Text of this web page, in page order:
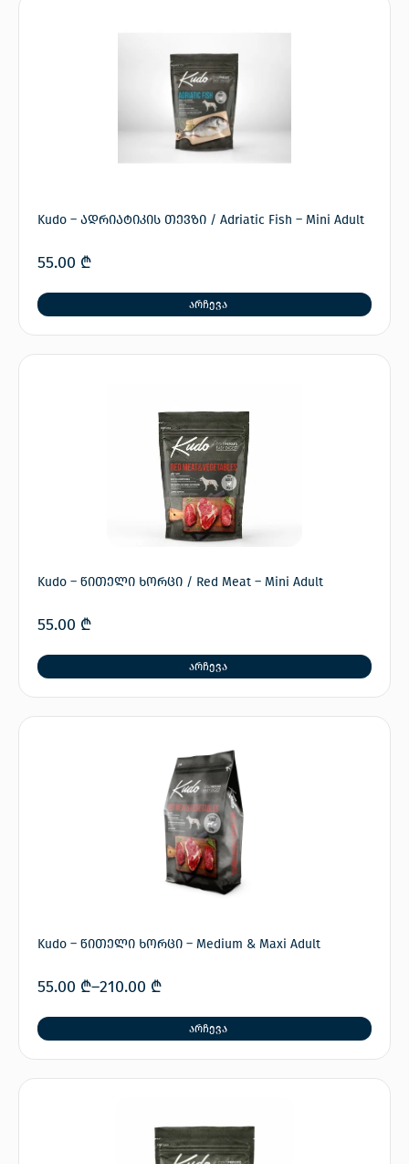
Kudo – ადრიატიკის თევზი / Adriatic Fish – Mini Adult
55.00 ₾
არჩევა
Kudo – წითელი ხორცი / Red Meat – Mini Adult
55.00 ₾
არჩევა
Kudo – წითელი ხორცი – Medium & Maxi Adult
55.00 ₾–210.00 ₾
არჩევა